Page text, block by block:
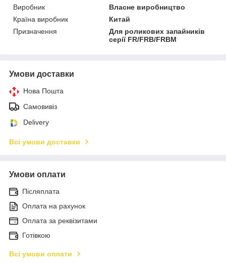
Виробник
Власне виробництво
Країна виробник
Китай
Призначення
Для роликових запайників
серії FR/FRB/FRBM
Умови доставки
Нова Пошта
Самовивіз
Delivery
Всі умови доставки
Умови оплати
Післяплата
Оплата на рахунок
Оплата за реквізитами
Готівкою
Всі умови оплати